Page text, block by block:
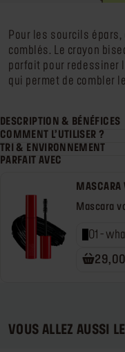
Pour les sourcils
comblés. Le crayon
parfait pour redessiner
qui permet de combler
DESCRIPTION & BÉNÉFICES
COMMENT L’UTILISER ?
TRI & ENVIRONNEMENT
PARFAIT AVEC
MASCARA
Mascara
01 -
VOUS ALLEZ AUSSI